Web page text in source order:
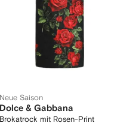
Neue Saison
Dolce & Gabbana
Brokatrock mit Rosen-Print